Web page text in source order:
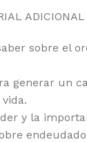
ADICIONAL
sobre el
generar un
y la